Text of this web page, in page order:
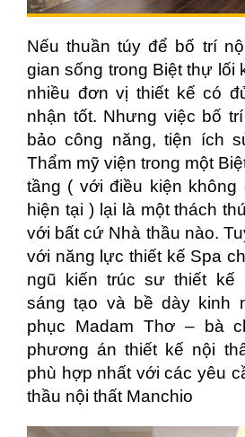
Nếu thuần túy để bố trí
gian sống trong Biệt thự lối
nhiều đơn vị thiết kế có
nhận tốt. Nhưng việc bố
bảo công năng, tiện ích
Thẩm mỹ viện trong một
tầng ( với điều kiện không
hiện tại ) lại là một thách
với bất cứ Nhà thầu nào.
với năng lực thiết kế Spa
ngũ kiến trúc sư thiết kế
sáng tạo và bề dày kinh
phục Madam Thơ – bà
phương án thiết kế nội
phù hợp nhất với các yêu
thầu nội thất Manchio